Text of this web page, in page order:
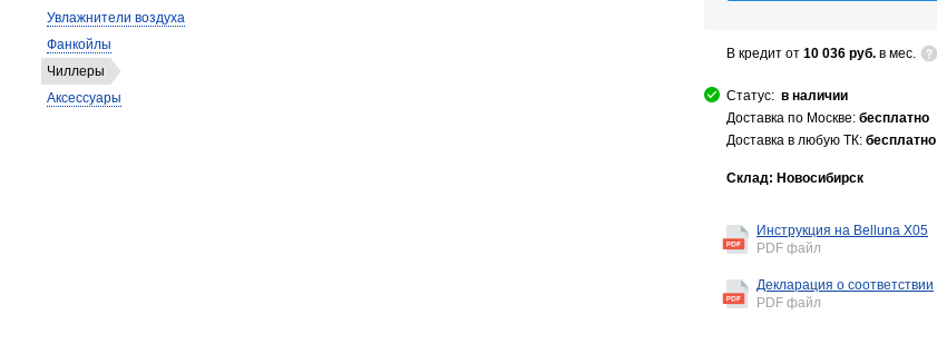
В кредит от 10 036 руб. в мес.
Статус: в наличии
Доставка по Москве: бесплатно
Доставка в любую ТК: бесплатно
Склад: Новосибирск
Инструкция на Belluna X05
PDF файл
Декларация о соответствии
PDF файл
Увлажнители воздуха
Фанкойлы
Чиллеры
Аксессуары